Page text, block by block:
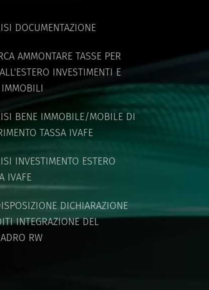
DOCUMENTAZIONE
AMMONTARE TASSE PER
INVESTIMENTI E
BENE IMMOBILE/MOBILE DI
TASSA IVAFE
INVESTIMENTO ESTERO
IVAFE
DICHIARAZIONE
INTEGRAZIONE DEL
RW